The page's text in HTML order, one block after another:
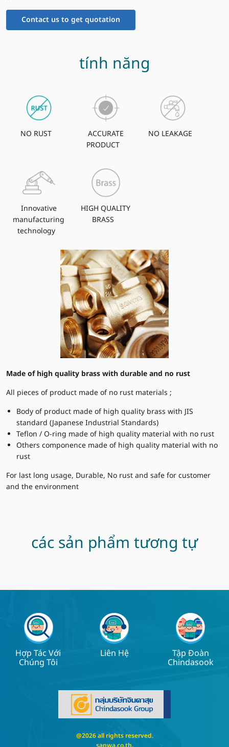
Contact us to get quotation
tính năng
NO RUST
ACCURATE
PRODUCT
NO LEAKAGE
Innovative
manufacturing
technology
HIGH QUALITY
BRASS
Made of high quality brass with durable and no rust
All pieces of product made of no rust materials ;
Body of product made of high quality brass with JIS
standard (Japanese Industrial Standards)
Teflon / O-ring made of high quality material with no rust
Others componence made of high quality material with no
rust
For last long usage, Durable, No rust and safe for customer
and the environment
các sản phẩm tương tự
Hợp Tác Với
Chúng Tôi
Liên Hệ Tập Đoàn
Chindasook
@2026 all rights reserved.